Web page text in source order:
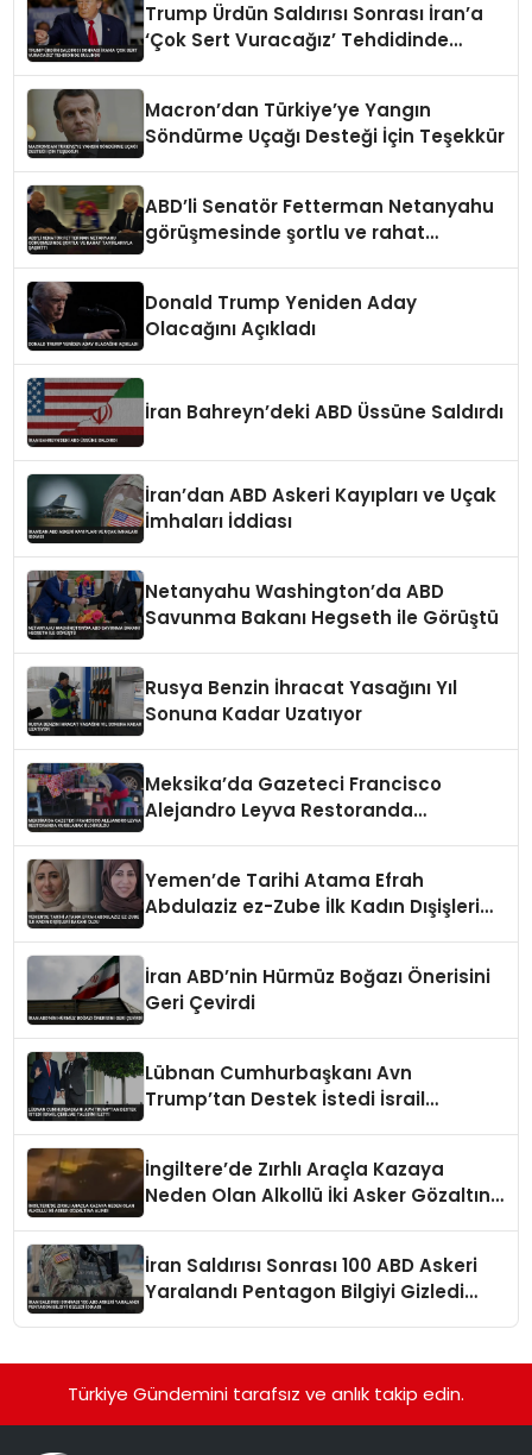
Trump Ürdün Saldırısı Sonrası İran’a
‘Çok Sert Vuracağız’ Tehdidinde
Macron’dan Türkiye’ye Yangın
Söndürme Uçağı Desteği İçin Teşekkür
ABD’li Senatör Fetterman Netanyahu
görüşmesinde şortlu ve rahat
Donald Trump Yeniden Aday
Olacağını Açıkladı
İran Bahreyn’deki ABD Üssüne Saldırdı
İran’dan ABD Askeri Kayıpları ve Uçak
İmhaları İddiası
Netanyahu Washington’da ABD
Savunma Bakanı Hegseth ile Görüştü
Rusya Benzin İhracat Yasağını Yıl
Sonuna Kadar Uzatıyor
Meksika’da Gazeteci Francisco
Alejandro Leyva Restoranda
Yemen’de Tarihi Atama Efrah
Abdulaziz ez-Zube İlk Kadın Dışişleri
İran ABD’nin Hürmüz Boğazı Önerisini
Geri Çevirdi
Lübnan Cumhurbaşkanı Avn
Trump’tan Destek İstedi İsrail
İngiltere’de Zırhlı Araçla Kazaya
Neden Olan Alkollü İki Asker Gözaltına
İran Saldırısı Sonrası 100 ABD Askeri
Yaralandı Pentagon Bilgiyi Gizledi
Türkiye Gündemini tarafsız ve anlık takip edin.